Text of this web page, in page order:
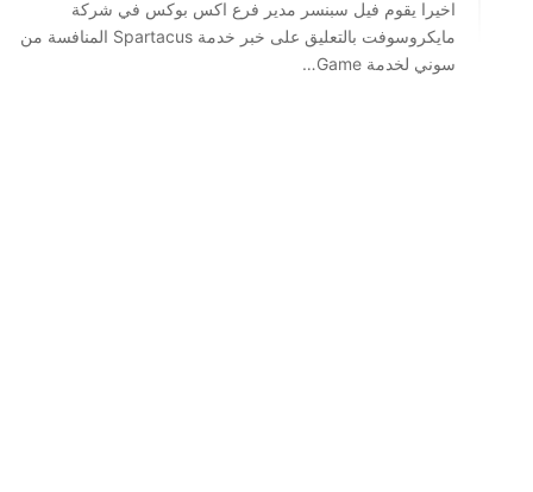
اخيرا يقوم فيل سبنسر مدير فرع اكس بوكس في شركة
مايكروسوفت بالتعليق على خبر خدمة Spartacus المنافسة من
سوني لخدمة Game…